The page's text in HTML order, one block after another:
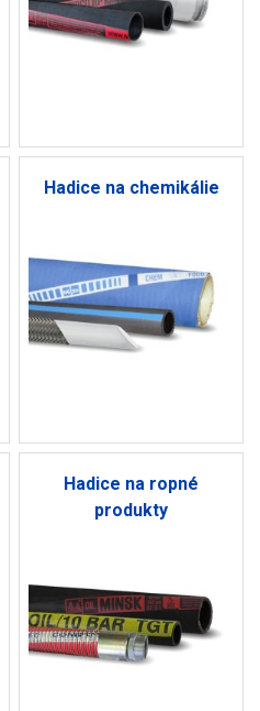
Hadice na chemikálie
Hadice na ropné
produkty